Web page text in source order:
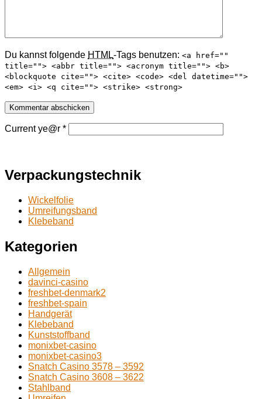
Du kannst folgende HTML-Tags benutzen: <a href=""
title=""> <abbr title=""> <acronym title=""> <b>
<blockquote cite=""> <cite> <code> <del datetime="">
<em> <i> <q cite=""> <strike> <strong>
Current ye@r *
Verpackungstechnik
Wickelfolie
Umreifungsband
Klebeband
Kategorien
Allgemein
davinci-casino
freshbet-denmark2
freshbet-spain
Handgerät
Klebeband
Kunststoffband
monixbet-casino
monixbet-casino3
Snatch Casino 3578 – 3592
Snatch Casino 3608 – 3622
Stahlband